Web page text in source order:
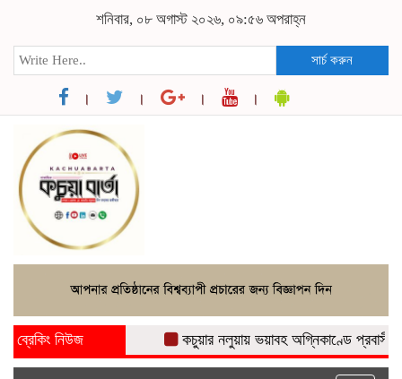
শনিবার, ০৮ অগাস্ট ২০২৬, ০৯:৫৬ অপরাহ্ন
সার্চ করুন
ব্রেকিং নিউজ কচুয়ার নলুয়ায় ভয়াবহ অগ্নিকাণ্ডে প্রবাসীর